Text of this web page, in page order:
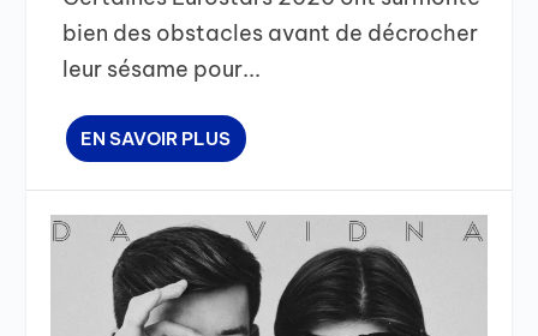
bien des obstacles avant de décrocher
leur sésame pour...
EN SAVOIR PLUS